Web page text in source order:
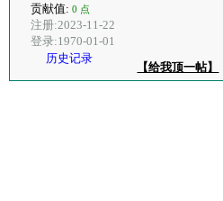
贡献值: 0 点
注册:2023-11-22
登录:1970-01-01
历史记录
【给我顶一帖】